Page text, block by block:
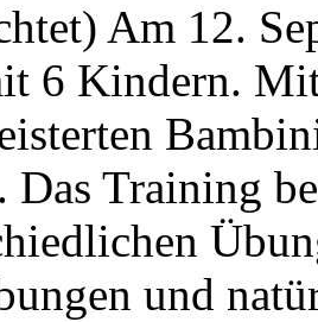
Am 12.
6 Kindern.
Das Training
und